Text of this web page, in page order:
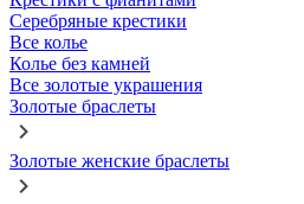
Серебряные крестики
Все колье
Колье без камней
Все золотые украшения
Золотые браслеты
Золотые женские браслеты